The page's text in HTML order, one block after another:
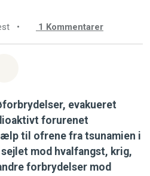
• 1 Kommentarer
evakueret
forurenet
til ofrene fra tsunamien i
mod hvalfangst, krig,
forbrydelser mod